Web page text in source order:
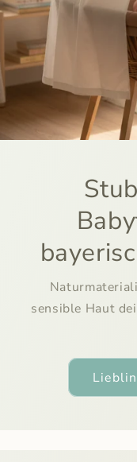
sensible Haut